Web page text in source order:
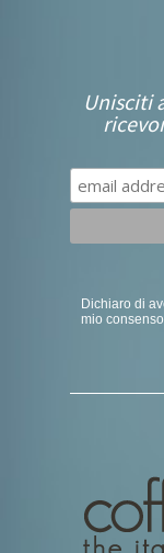
Unisciti
Dichiaro di
mio